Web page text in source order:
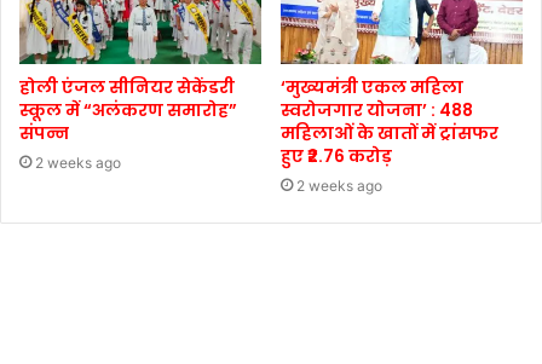
होली एंजल सीनियर सेकेंडरी
स्कूल में “अलंकरण समारोह”
संपन्न
2 weeks ago
‘मुख्यमंत्री एकल महिला
स्वरोजगार योजना’ : 488
महिलाओं के खातों में ट्रांसफर
हुए ₹2.76 करोड़
2 weeks ago